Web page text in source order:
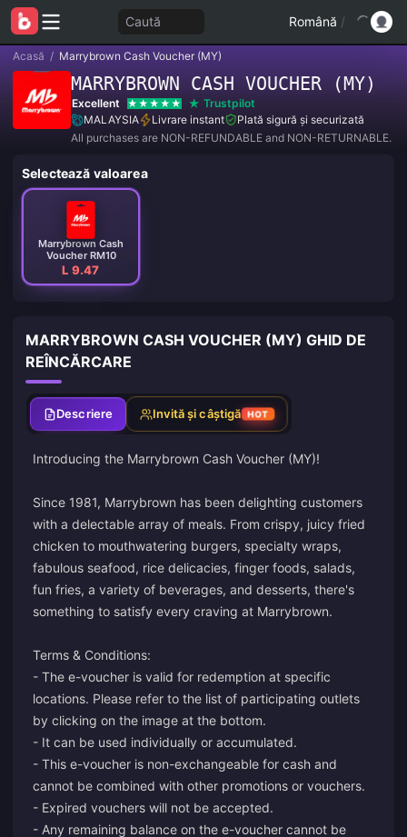
Caută Română /
Acasă / Marrybrown Cash Voucher (MY)
MARRYBROWN CASH VOUCHER (MY)
Excellent
Trustpilot
MALAYSIA
Livrare instant
Plată sigură și securizată
All purchases are NON-REFUNDABLE and NON-RETURNABLE.
Selectează valoarea
Marrybrown Cash
Voucher RM10
L 9.47
MARRYBROWN CASH VOUCHER (MY) GHID DE
REÎNCĂRCARE
Descriere Invită și câștigă HOT
Introducing the Marrybrown Cash Voucher (MY)!
Since 1981, Marrybrown has been delighting customers
with a delectable array of meals. From crispy, juicy fried
chicken to mouthwatering burgers, specialty wraps,
fabulous seafood, rice delicacies, finger foods, salads,
fun fries, a variety of beverages, and desserts, there's
something to satisfy every craving at Marrybrown.
Terms & Conditions:
- The e-voucher is valid for redemption at specific
locations. Please refer to the list of participating outlets
by clicking on the image at the bottom.
- It can be used individually or accumulated.
- This e-voucher is non-exchangeable for cash and
cannot be combined with other promotions or vouchers.
- Expired vouchers will not be accepted.
- Any remaining balance on the e-voucher cannot be